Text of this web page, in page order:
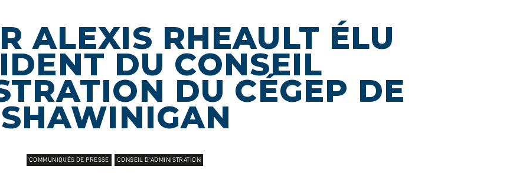
ALEXIS RHEAULT ÉLU
DU CONSEIL
DU CÉGEP DE
SHAWINIGAN
COMMUNIQUÉS DE PRESSE CONSEIL D'ADMINISTRATION